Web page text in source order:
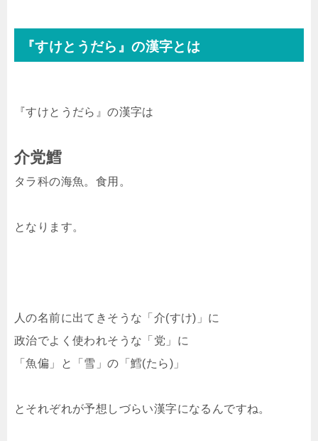
『すけとうだら』の漢字とは
『すけとうだら』の漢字は
介党鱈
タラ科の海魚。食用。
となります。
人の名前に出てきそうな「介(すけ)」に
政治でよく使われそうな「党」に
「魚偏」と「雪」の「鱈(たら)」
とそれぞれが予想しづらい漢字になるんですね。